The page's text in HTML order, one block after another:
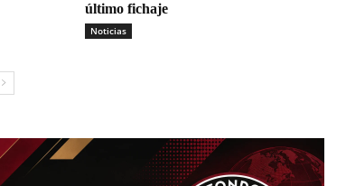
último fichaje
Noticias